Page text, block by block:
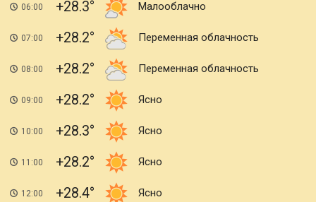
06:00 +28.3 Малооблачно
07:00 +28.2 Переменная облачность
08:00 +28.2 Переменная облачность
09:00 +28.2 Ясно
10:00 +28.3 Ясно
11:00 +28.2 Ясно
12:00 +28.4 Ясно